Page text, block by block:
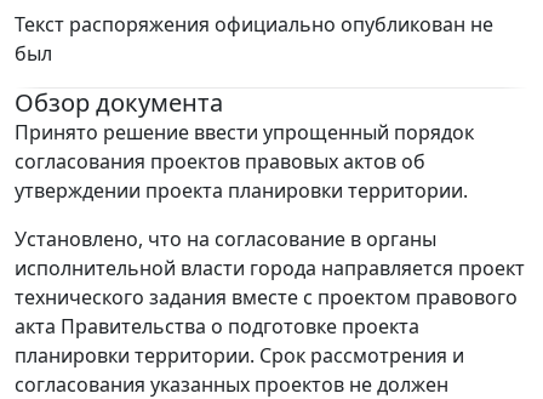
Текст распоряжения официально опубликован не
был
Обзор документа
Принято решение ввести упрощенный порядок
согласования проектов правовых актов об
утверждении проекта планировки территории.
Установлено, что на согласование в органы
исполнительной власти города направляется проект
технического задания вместе с проектом правового
акта Правительства о подготовке проекта
планировки территории. Срок рассмотрения и
согласования указанных проектов не должен